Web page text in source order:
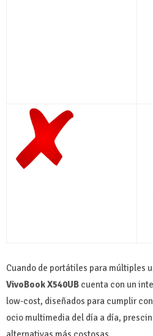
Cuando de portátiles para múltiples
VivoBook X540UB cuenta con un
low-cost, diseñados para cumplir
ocio multimedia del día a día,